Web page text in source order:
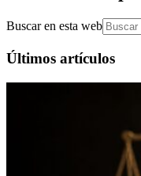
Buscar en esta web
Últimos artículos